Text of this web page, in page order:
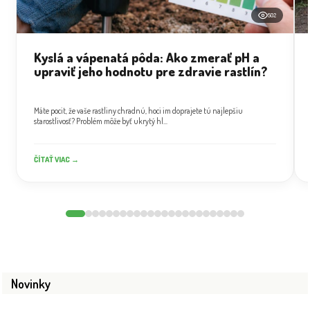
502
Kyslá a vápenatá pôda: Ako zmerať pH a
upraviť jeho hodnotu pre zdravie rastlín?
Máte pocit, že vaše rastliny chradnú, hoci im doprajete tú najlepšiu
starostlivosť? Problém môže byť ukrytý hl...
ČÍTAŤ VIAC →
Novinky